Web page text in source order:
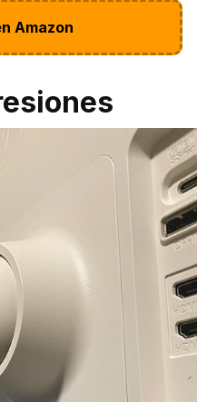
Amazon